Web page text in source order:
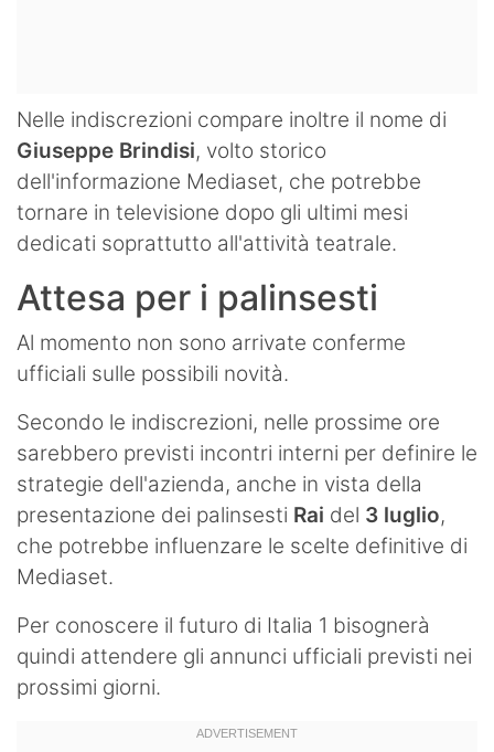
Nelle indiscrezioni compare inoltre il nome di
Giuseppe Brindisi, volto storico
dell'informazione Mediaset, che potrebbe
tornare in televisione dopo gli ultimi mesi
dedicati soprattutto all'attività teatrale.
Attesa per i palinsesti
Al momento non sono arrivate conferme
ufficiali sulle possibili novità.
Secondo le indiscrezioni, nelle prossime ore
sarebbero previsti incontri interni per definire le
strategie dell'azienda, anche in vista della
presentazione dei palinsesti Rai del 3 luglio,
che potrebbe influenzare le scelte definitive di
Mediaset.
Per conoscere il futuro di Italia 1 bisognerà
quindi attendere gli annunci ufficiali previsti nei
prossimi giorni.